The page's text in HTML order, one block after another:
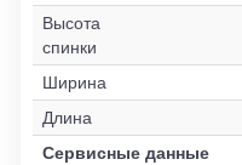
Высота
спинки
Ширина
Длина
Сервисные данные